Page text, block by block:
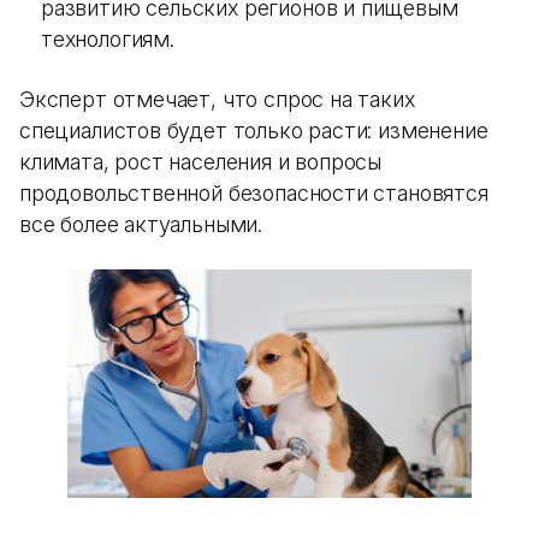
развитию сельских регионов и пищевым
технологиям.
Эксперт отмечает, что спрос на таких
специалистов будет только расти: изменение
климата, рост населения и вопросы
продовольственной безопасности становятся
все более актуальными.